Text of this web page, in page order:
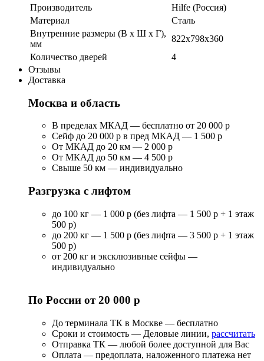
Производитель
Hilfe (Россия)
Материал
Сталь
Внутренние размеры (В х Ш х Г),
мм
822x798x360
Количество дверей
4
Отзывы
Доставка
Москва и область
В пределах МКАД — бесплатно от 20 000 р
Сейф до 20 000 р в пред МКАД — 1 500 р
От МКАД до 20 км — 2 000 р
От МКАД до 50 км — 4 500 р
Свыше 50 км — индивидуально
Разгрузка с лифтом
до 100 кг — 1 000 р (без лифта — 1 500 р + 1 этаж
500 р)
до 200 кг — 1 500 р (без лифта — 3 500 р + 1 этаж
500 р)
от 200 кг и эксклюзивные сейфы —
индивидуально
По России от 20 000 р
До терминала ТК в Москве — бесплатно
Сроки и стоимость — Деловые линии, рассчитать
Отправка ТК — любой более доступной для Вас
Оплата — предоплата, наложенного платежа нет